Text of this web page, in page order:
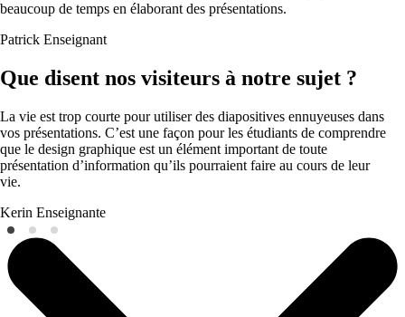
beaucoup de temps en élaborant des présentations.
Patrick Enseignant
Que disent nos visiteurs à notre sujet ?
La vie est trop courte pour utiliser des diapositives ennuyeuses dans
vos présentations. C’est une façon pour les étudiants de comprendre
que le design graphique est un élément important de toute
présentation d’information qu’ils pourraient faire au cours de leur
vie.
Kerin Enseignante